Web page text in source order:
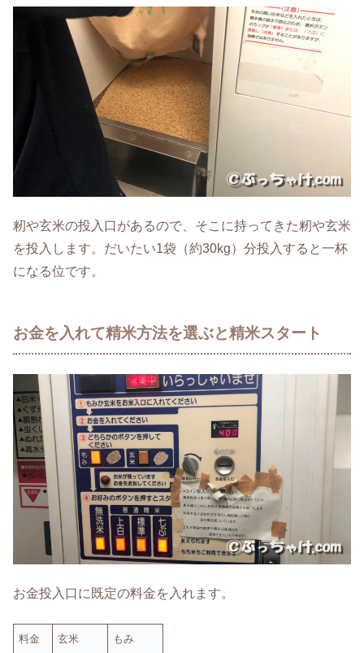
籾や玄米の投入口があるので、そこに持ってきた籾や玄米
を投入します。だいたい1袋（約30kg）分投入すると一杯
になる位です。
お金を入れて精米方法を選ぶと精米スタート
お金投入口に既定の料金を入れます。
料金 玄米 もみ